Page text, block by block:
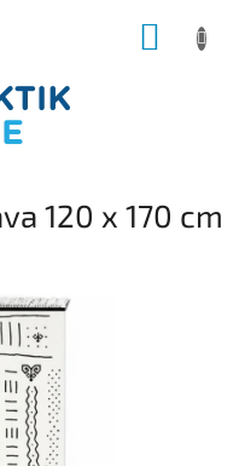
120 x 170 cm